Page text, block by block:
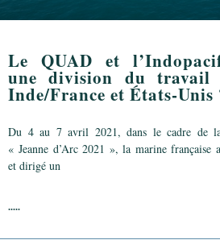
Le QUAD et
une division du travail
Inde/France et États-Unis
Du 4 au 7 avril 2021, dans le cadre de
« Jeanne d’Arc 2021 », la marine française
et dirigé un
.....